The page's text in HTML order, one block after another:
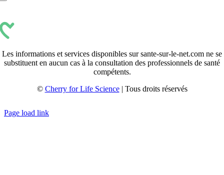
Les informations et services disponibles sur sante-sur-le-net.com ne se
substituent en aucun cas à la consultation des professionnels de santé
compétents.
© Cherry for Life Science| Tous droits réservés
Page load link